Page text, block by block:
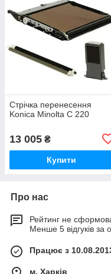
Стрічка перенесення
Konica Minolta C 220
13 005 ₴
Купити
Про нас
Рейтинг не
Менше 5 відгуків за
Працює з
м. Харків